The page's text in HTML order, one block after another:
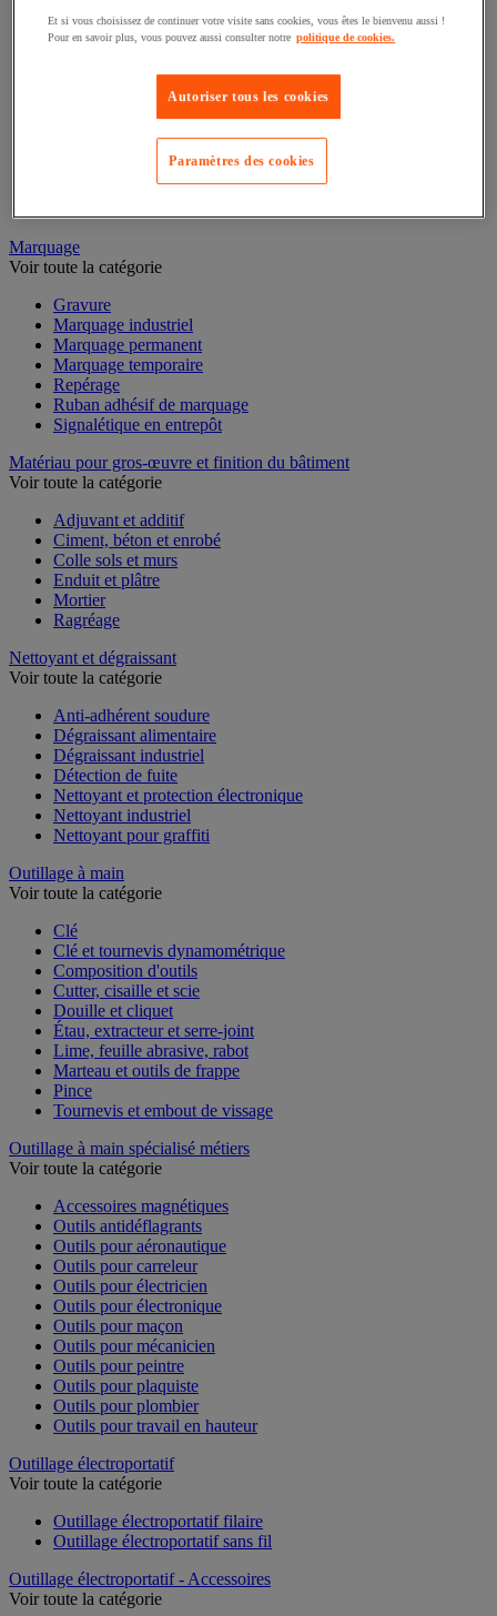
Instrument de mesure de laboratoire
Mesure de distance
Mesure de l'environnement
Mesure topographique
Mesureur et détecteur d'épaisseur
Marquage
Voir toute la catégorie
Gravure
Marquage industriel
Marquage permanent
Marquage temporaire
Repérage
Ruban adhésif de marquage
Signalétique en entrepôt
Matériau pour gros-œuvre et finition du bâtiment
Voir toute la catégorie
Adjuvant et additif
Ciment, béton et enrobé
Colle sols et murs
Enduit et plâtre
Mortier
Ragréage
Nettoyant et dégraissant
Voir toute la catégorie
Anti-adhérent soudure
Dégraissant alimentaire
Dégraissant industriel
Détection de fuite
Nettoyant et protection électronique
Nettoyant industriel
Nettoyant pour graffiti
Outillage à main
Voir toute la catégorie
Clé
Clé et tournevis dynamométrique
Composition d'outils
Cutter, cisaille et scie
Douille et cliquet
Étau, extracteur et serre-joint
Lime, feuille abrasive, rabot
Marteau et outils de frappe
Pince
Tournevis et embout de vissage
Outillage à main spécialisé métiers
Voir toute la catégorie
Accessoires magnétiques
Outils antidéflagrants
Outils pour aéronautique
Outils pour carreleur
Outils pour électricien
Outils pour électronique
Outils pour maçon
Outils pour mécanicien
Outils pour peintre
Outils pour plaquiste
Outils pour plombier
Outils pour travail en hauteur
Outillage électroportatif
Voir toute la catégorie
Outillage électroportatif filaire
Outillage électroportatif sans fil
Outillage électroportatif - Accessoires
Voir toute la catégorie
Et si vous choisissez de continuer votre visite sans cookies, vous êtes le bienvenu aussi !
Pour en savoir plus, vous pouvez aussi consulter notre politique de cookies.
Autoriser tous les cookies
Paramètres des cookies